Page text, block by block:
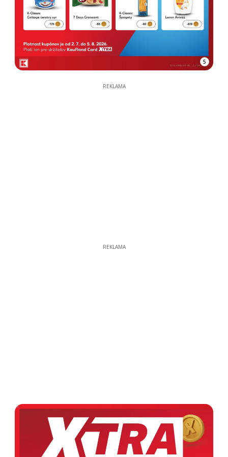
5
REKLAMA
REKLAMA